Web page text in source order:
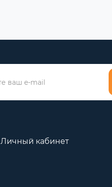
Личный кабинет